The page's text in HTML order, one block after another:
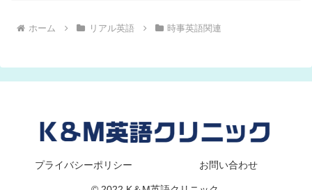
ホーム リアル英語 時事英語関連
プライバシーポリシー お問い合わせ